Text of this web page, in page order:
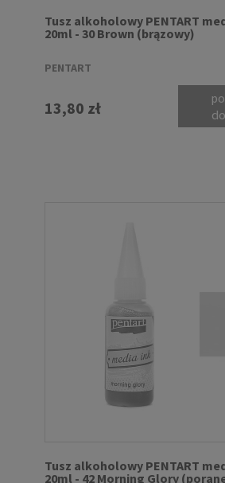
Tusz alkoholowy PENTART
20ml - 30 Brown (brązowy)
PENTART
13,80 zł
Tusz alkoholowy PENTART
20ml - 42 Morning Glory